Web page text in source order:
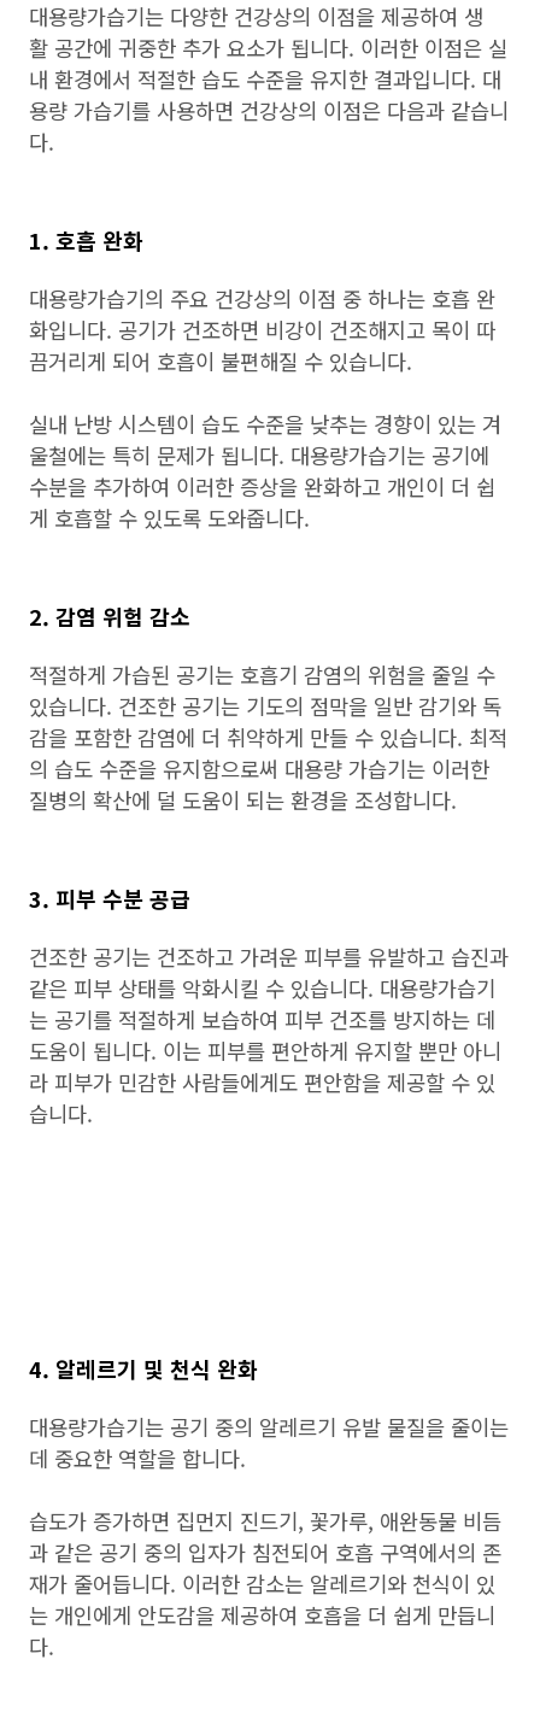
대용량가습기는 다양한 건강상의 이점을 제공하여 생
활 공간에 귀중한 추가 요소가 됩니다. 이러한 이점은 실
내 환경에서 적절한 습도 수준을 유지한 결과입니다. 대
용량 가습기를 사용하면 건강상의 이점은 다음과 같습니
다.
1. 호흡 완화
대용량가습기의 주요 건강상의 이점 중 하나는 호흡 완
화입니다. 공기가 건조하면 비강이 건조해지고 목이 따
끔거리게 되어 호흡이 불편해질 수 있습니다.
실내 난방 시스템이 습도 수준을 낮추는 경향이 있는 겨
울철에는 특히 문제가 됩니다. 대용량가습기는 공기에
수분을 추가하여 이러한 증상을 완화하고 개인이 더 쉽
게 호흡할 수 있도록 도와줍니다.
2. 감염 위험 감소
적절하게 가습된 공기는 호흡기 감염의 위험을 줄일 수
있습니다. 건조한 공기는 기도의 점막을 일반 감기와 독
감을 포함한 감염에 더 취약하게 만들 수 있습니다. 최적
의 습도 수준을 유지함으로써 대용량 가습기는 이러한
질병의 확산에 덜 도움이 되는 환경을 조성합니다.
3. 피부 수분 공급
건조한 공기는 건조하고 가려운 피부를 유발하고 습진과
같은 피부 상태를 악화시킬 수 있습니다. 대용량가습기
는 공기를 적절하게 보습하여 피부 건조를 방지하는 데
도움이 됩니다. 이는 피부를 편안하게 유지할 뿐만 아니
라 피부가 민감한 사람들에게도 편안함을 제공할 수 있
습니다.
4. 알레르기 및 천식 완화
대용량가습기는 공기 중의 알레르기 유발 물질을 줄이는
데 중요한 역할을 합니다.
습도가 증가하면 집먼지 진드기, 꽃가루, 애완동물 비듬
과 같은 공기 중의 입자가 침전되어 호흡 구역에서의 존
재가 줄어듭니다. 이러한 감소는 알레르기와 천식이 있
는 개인에게 안도감을 제공하여 호흡을 더 쉽게 만듭니
다.